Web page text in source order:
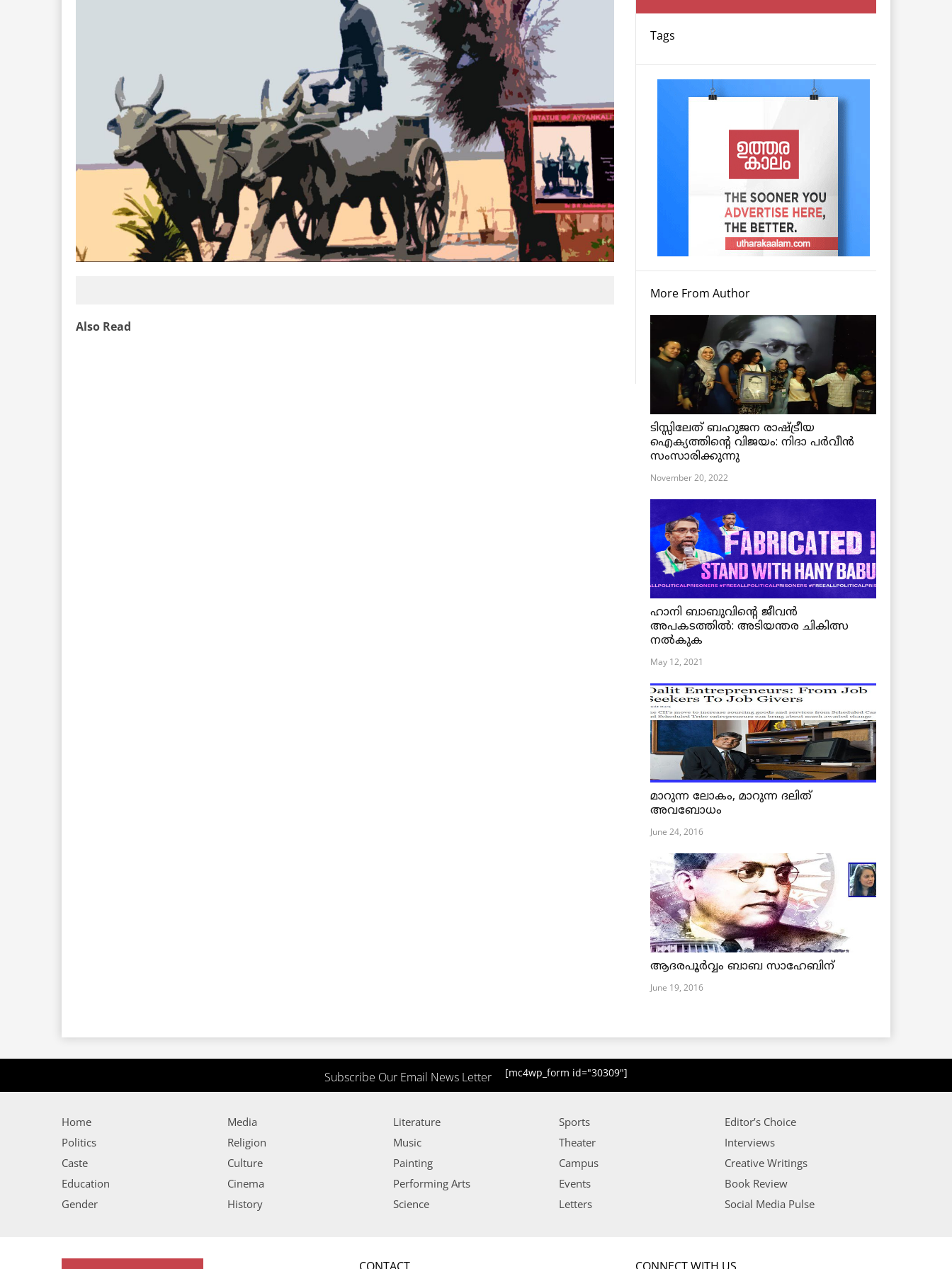
Also Read
Tags
More From Author
ടിസ്സിലേത് ബഹുജന രാഷ്ട്രീയ
ഐക്യത്തിന്റെ വിജയം: നിദാ പർവീൻ
സംസാരിക്കുന്നു
November 20, 2022
ഹാനി ബാബുവിന്റെ ജീവൻ
അപകടത്തിൽ: അടിയന്തര ചികിത്സ
നൽകുക
May 12, 2021
മാറുന്ന ലോകം, മാറുന്ന ദലിത്
അവബോധം
June 24, 2016
ആദരപൂര്‍വ്വം ബാബ സാഹേബിന്
June 19, 2016
Subscribe Our Email News Letter [mc4wp_form id="30309"]
Home
Politics
Caste
Education
Gender
Media
Religion
Culture
Cinema
History
Literature
Music
Painting
Performing Arts
Science
Sports
Theater
Campus
Events
Letters
Editor’s Choice
Interviews
Creative Writings
Book Review
Social Media Pulse